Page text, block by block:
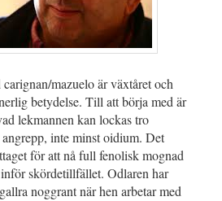
mazuelo är växtåret och
betydelse. Till att börja med är
lekmannen kan lockas tro
inte minst oidium. Det
för att nå full fenolisk mognad
skördetillfället. Odlaren har
noggrant när hen arbetar med